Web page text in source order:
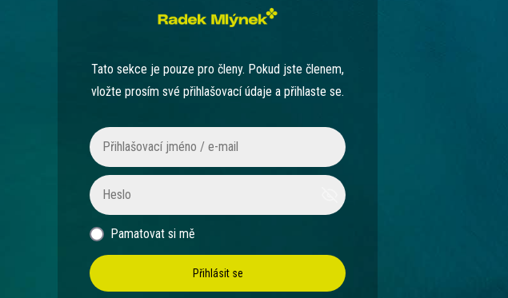
Tato sekce je pouze pro členy. Pokud jste členem,
vložte prosím své přihlašovací údaje a přihlaste se.
Pamatovat si mě
Přihlásit se